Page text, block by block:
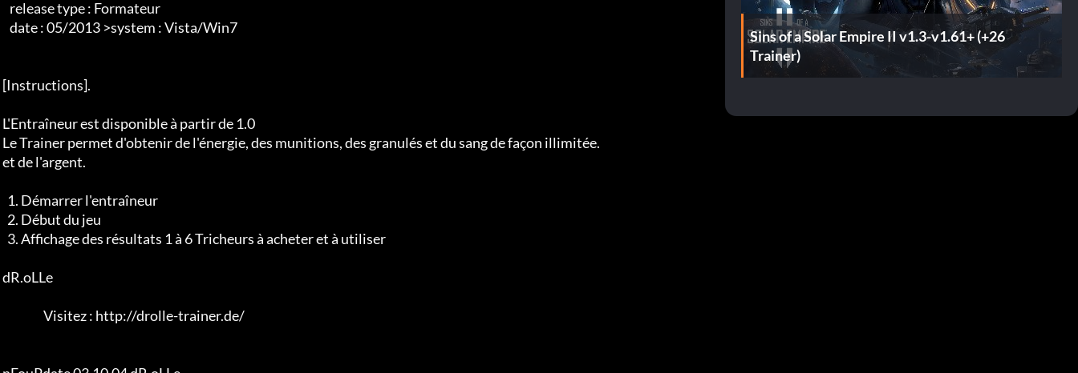
Sins of a Solar Empire II v1.3-v1.61+ (+26
Trainer)